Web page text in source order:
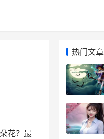
花？最
热门文章